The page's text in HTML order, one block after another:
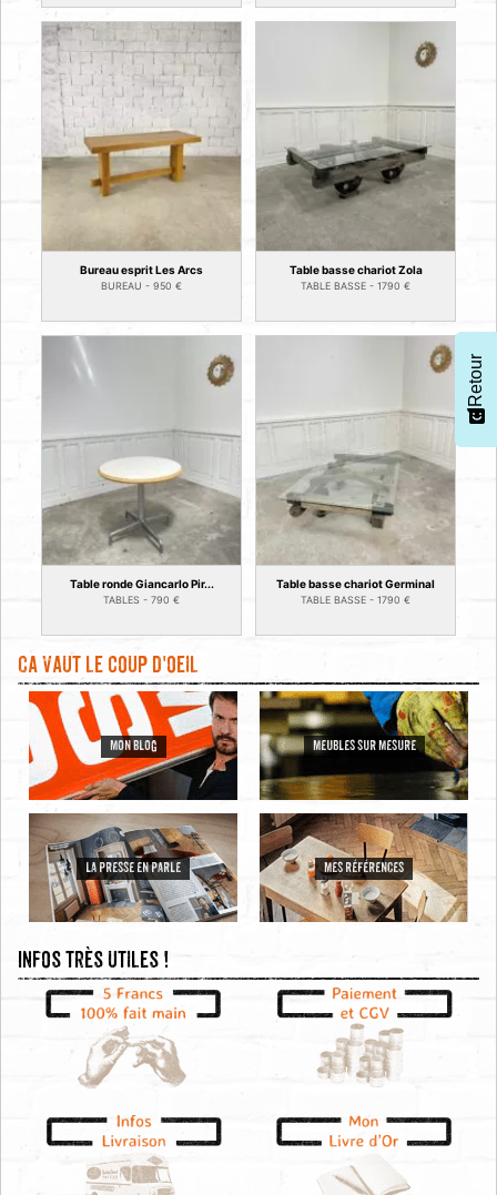
Bureau esprit Les Arcs
BUREAU - 950 €
Table basse chariot Zola
TABLE BASSE - 1790 €
Table ronde Giancarlo Pir...
TABLES - 790 €
Table basse chariot Germinal
TABLE BASSE - 1790 €
Ca vaut le coup d'oeil
MON BLOG MEUBLES SUR MESURE
LA PRESSE EN PARLE MES RÉFÉRENCES
Infos très utiles !
Retour